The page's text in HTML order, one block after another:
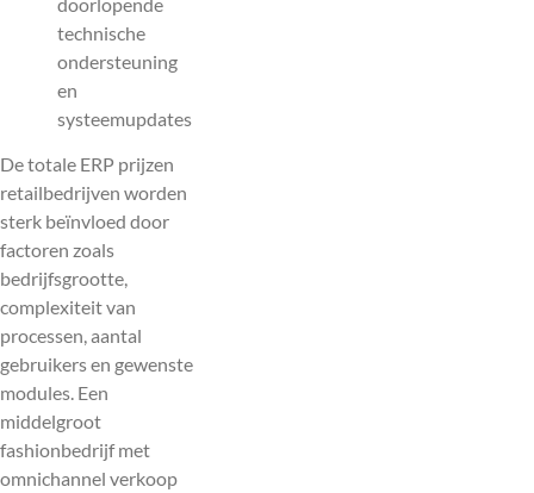
technische
ondersteuning
en
systeemupdates
De totale ERP prijzen
retailbedrijven worden
sterk beïnvloed door
factoren zoals
bedrijfsgrootte,
complexiteit van
processen, aantal
gebruikers en gewenste
modules. Een
middelgroot
fashionbedrijf met
omnichannel verkoop